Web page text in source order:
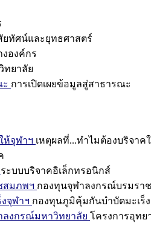
ยทัศน์และยุทธศาสตร์
งองค์กร
ทยาลัย
ะ การเปิดเผยข้อมูลสู่สาธารณะ
ห้จุฬาฯ เหตุผลที่...ทำไมต้องบริจาค
ระบบบริจาคอิเล็กทรอนิกส์
สมภพฯ กองทุนจุฬาลงกรณ์บรมรา
จุฬาฯ กองทุนภูมิคุ้มกันบำบัดมะเร็
ลงกรณ์มหาวิทยาลัย โครงการอุทย